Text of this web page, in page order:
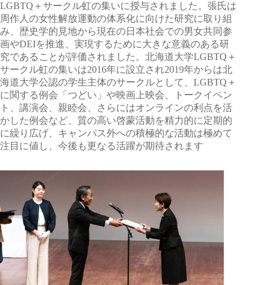
LGBTQ＋サークル虹の集いに授与されました。張氏は
周作人の女性解放運動の体系化に向けた研究に取り組
み、歴史学的見地から現在の日本社会での男女共同参
画やDEIを推進、実現するために大きな意義のある研
究であることが評価されました。北海道大学LGBTQ＋
サークル虹の集いは2016年に設立され2019年からは北
海道大学公認の学生主体のサークルとして、LGBTQ＋
に関する例会「つどい」や映画上映会、トークイペン
ト、講演会、親睦会、さらにはオンラインの利点を活
かした例会など、質の高い啓蒙活動を精力的に定期的
に繰り広げ、キャンパス外への積極的な活動は極めて
注目に値し、今後も更なる活躍が期待されます